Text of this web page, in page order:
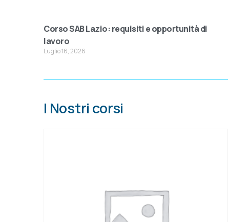
Corso SAB Lazio: requisiti e opportunità di
lavoro
Luglio 16, 2026
I Nostri corsi